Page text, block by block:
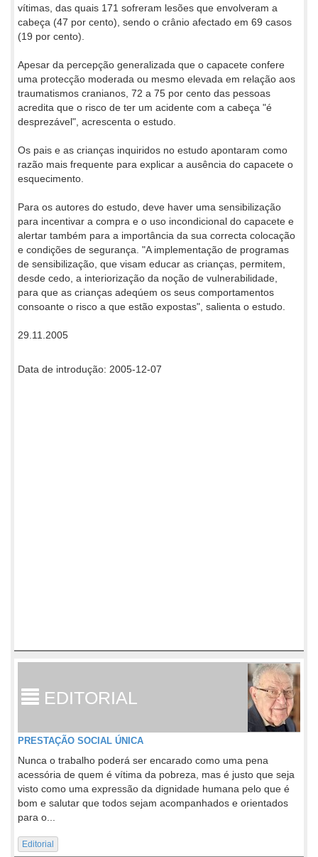
vítimas, das quais 171 sofreram lesões que envolveram a
cabeça (47 por cento), sendo o crânio afectado em 69 casos
(19 por cento).
Apesar da percepção generalizada que o capacete confere
uma protecção moderada ou mesmo elevada em relação aos
traumatismos cranianos, 72 a 75 por cento das pessoas
acredita que o risco de ter um acidente com a cabeça "é
desprezável", acrescenta o estudo.
Os pais e as crianças inquiridos no estudo apontaram como
razão mais frequente para explicar a ausência do capacete o
esquecimento.
Para os autores do estudo, deve haver uma sensibilização
para incentivar a compra e o uso incondicional do capacete e
alertar também para a importância da sua correcta colocação
e condições de segurança. "A implementação de programas
de sensibilização, que visam educar as crianças, permitem,
desde cedo, a interiorização da noção de vulnerabilidade,
para que as crianças adeqúem os seus comportamentos
consoante o risco a que estão expostas", salienta o estudo.
29.11.2005
Data de introdução: 2005-12-07
EDITORIAL
PRESTAÇÃO SOCIAL ÚNICA
Nunca o trabalho poderá ser encarado como uma pena
acessória de quem é vítima da pobreza, mas é justo que seja
visto como uma expressão da dignidade humana pelo que é
bom e salutar que todos sejam acompanhados e orientados
para o...
Editorial